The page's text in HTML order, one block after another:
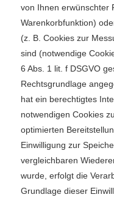
von Ihnen erwünschter
Warenkorbfunktion)
(z. B. Cookies zur
sind (notwendige
6 Abs. 1 lit. f DSGVO
Rechtsgrundlage
hat ein berechtigtes
notwendigen Cookies
optimierten
Einwilligung zur
vergleichbaren
wurde, erfolgt die
Grundlage dieser